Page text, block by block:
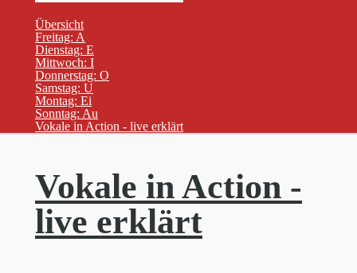
Übersicht
Freitag: A
Dienstag: E
Mittwoch: I
Donnerstag: O
Samstag: U
Montag: Ei
Sonntag: Au
Vokale in Action - live erklärt(current)
Vokale in Action -
live erklärt